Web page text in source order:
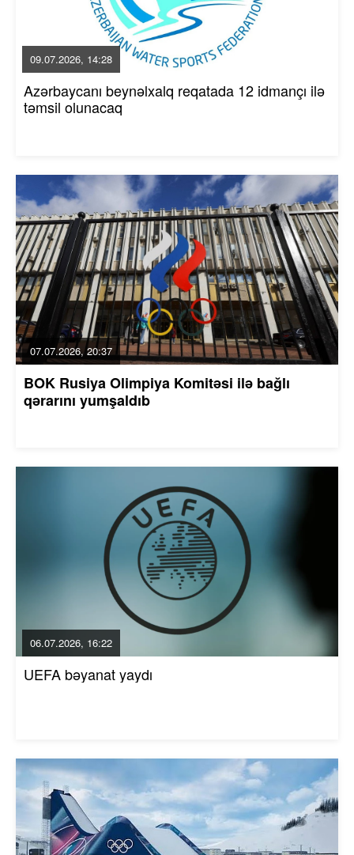
09.07.2026, 14:28
Azərbaycanı beynəlxalq reqatada 12 idmançı ilə
təmsil olunacaq
07.07.2026, 20:37
BOK Rusiya Olimpiya Komitəsi ilə bağlı
qərarını yumşaldıb
06.07.2026, 16:22
UEFA bəyanat yaydı